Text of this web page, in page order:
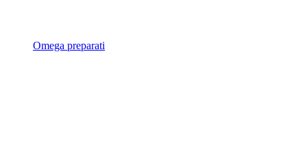
Omega preparati